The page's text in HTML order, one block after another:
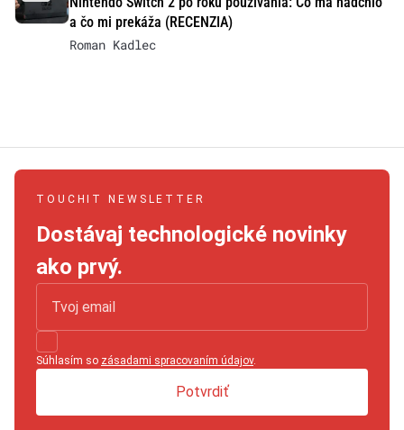
a čo mi prekáža (RECENZIA)
Roman Kadlec
TOUCHIT NEWSLETTER
Dostávaj technologické novinky
ako prvý.
Súhlasím so zásadami spracovaním údajov.
Potvrdiť